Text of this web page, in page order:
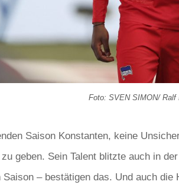
Foto: SVEN SIMON/ Ralf
Saison Konstanten, keine
geben. Sein Talent blitzte auch in
– bestätigen das. Und auch